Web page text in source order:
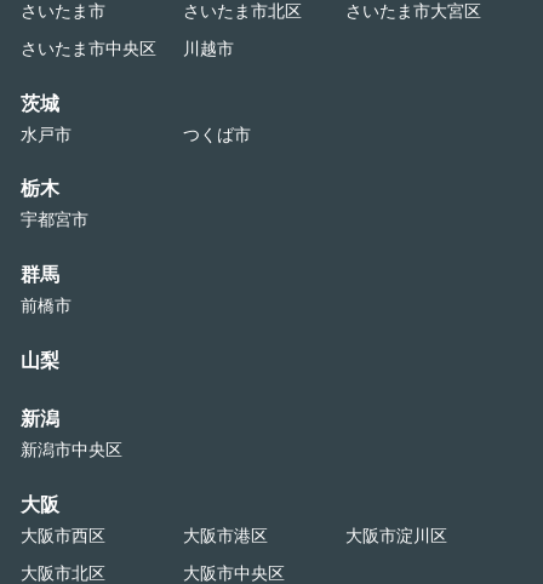
さいたま市 さいたま市北区
さいたま市大宮区
さいたま市中央区
川越市
茨城
水戸市 つくば市
栃木
宇都宮市
群馬
前橋市
山梨
新潟
新潟市中央区
大阪
大阪市西区 大阪市港区
大阪市淀川区
大阪市北区
大阪市中央区